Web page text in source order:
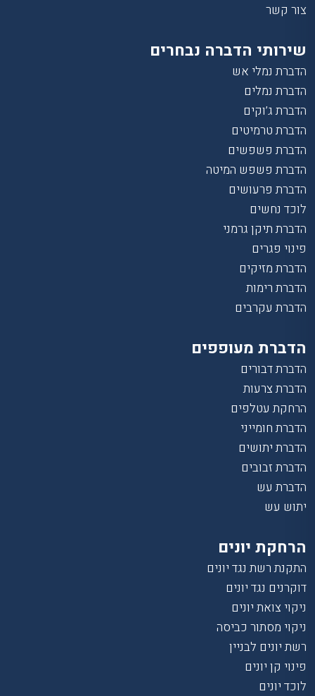
צור קשר
שירותי הדברה נבחרים
הדברת נמלי אש
הדברת נמלים
הדברת ג’וקים
הדברת טרמיטים
הדברת פשפשים
הדברת פשפש המיטה
הדברת פרעושים
לוכד נחשים
הדברת תיקן גרמני
פינוי פגרים
הדברת מזיקים
הדברת רימות
הדברת עקרבים
הדברת מעופפים
הדברת דבורים
הדברת צרעות
הרחקת עטלפים
הדברת חומייני
הדברת יתושים
הדברת זבובים
הדברת עש
יתוש עש
הרחקת יונים
התקנת רשת נגד יונים
דוקרנים נגד יונים
ניקוי צואת יונים
ניקוי מסתור כביסה
רשת יונים לבניין
פינוי קן יונים
לוכד יונים